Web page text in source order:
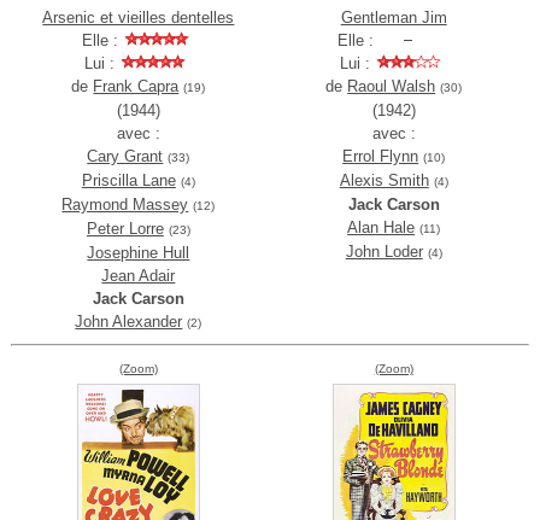
Arsenic et vieilles dentelles
Elle :
Lui :
de Frank Capra (19)
(1944)
avec :
Cary Grant (33)
Priscilla Lane (4)
Raymond Massey (12)
Peter Lorre (23)
Josephine Hull
Jean Adair
Jack Carson
John Alexander (2)
Gentleman Jim
Elle :
Lui :
de Raoul Walsh (30)
(1942)
avec :
Errol Flynn (10)
Alexis Smith (4)
Jack Carson
Alan Hale (11)
John Loder (4)
(Zoom) (Zoom)